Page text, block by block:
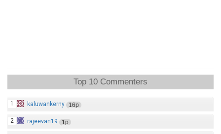
Top 10 Commenters
1 kaluwankerny 16p
2 rajeevan19 1p